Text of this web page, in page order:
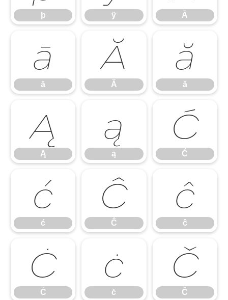
þ ÿ Ā
ā
ā
Ă
Ă
ă
ă
Ą
Ą
ą
ą
Ć
Ć
ć
ć
Ĉ
Ĉ
ĉ
ĉ
Ċ
Ċ
ċ
ċ
Č
Č